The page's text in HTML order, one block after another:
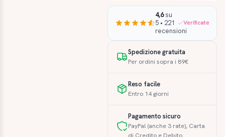
4,6su
5 • 221
recensioni
Verificate
Spedizione gratuita
Per ordini sopra i 89€
Reso facile
Entro 14 giorni
Pagamento sicuro
PayPal (anche 3 rate), Carta
di Credito e Debito